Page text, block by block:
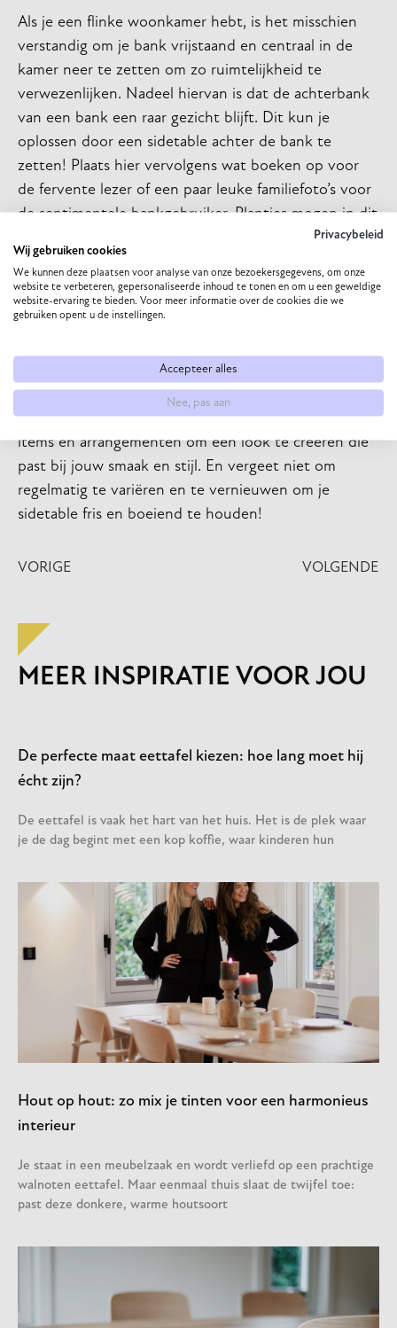
Als je een flinke woonkamer hebt, is het misschien
verstandig om je bank vrijstaand en centraal in de
kamer neer te zetten om zo ruimtelijkheid te
verwezenlijken. Nadeel hiervan is dat de achterbank
van een bank een raar gezicht blijft. Dit kun je
oplossen door een sidetable achter de bank te
zetten! Plaats hier vervolgens wat boeken op voor
de fervente lezer of een paar leuke familiefoto’s voor
de sentimentele bankgebruiker. Plantjes mogen in dit
geval ook niet ontbreken! Let op: zet absoluut geen
kaarsen op je sidetable achter de bank. Je
schoonmoeder’s haarspray is immers licht
ontvlambaar.
tot een stijlvolle en functionele display die de
perfecte mix biedt van persoonlijkheid, stijl en
functionaliteit. Experimenteer met verschillende
items en arrangementen om een look te creëren die
past bij jouw smaak en stijl. En vergeet niet om
regelmatig te variëren en te vernieuwen om je
sidetable fris en boeiend te houden!
VORIGE VOLGENDE
MEER INSPIRATIE VOOR JOU
De perfecte maat eettafel kiezen: hoe lang moet hij
écht zijn?
De eettafel is vaak het hart van het huis. Het is de plek waar
je de dag begint met een kop koffie, waar kinderen hun
Hout op hout: zo mix je tinten voor een harmonieus
interieur
Je staat in een meubelzaak en wordt verliefd op een prachtige
walnoten eettafel. Maar eenmaal thuis slaat de twijfel toe:
past deze donkere, warme houtsoort
Privacybeleid
Wij gebruiken cookies
We kunnen deze plaatsen voor analyse van onze bezoekersgegevens, om onze
website te verbeteren, gepersonaliseerde inhoud te tonen en om u een geweldige
website-ervaring te bieden. Voor meer informatie over de cookies die we
gebruiken opent u de instellingen.
Accepteer alles
Nee, pas aan